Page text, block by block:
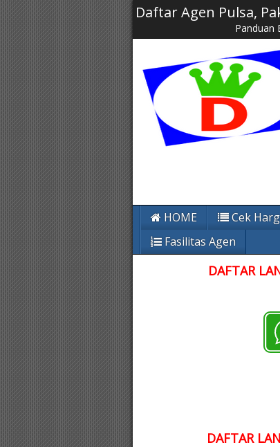
Daftar Agen Pulsa,
Panduan
HOME Cek
Fasilitas Agen
DAFTAR
DAFTAR